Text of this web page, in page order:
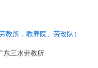
所，教养院、劳改队）
东三水劳教所